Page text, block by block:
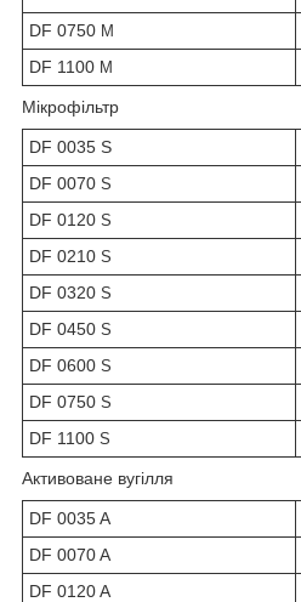
DF 0750 M
DF 1100 M
Мікрофільтр
DF 0035 S
DF 0070 S
DF 0120 S
DF 0210 S
DF 0320 S
DF 0450 S
DF 0600 S
DF 0750 S
DF 1100 S
Активоване вугілля
DF 0035 A
DF 0070 A
DF 0120 A